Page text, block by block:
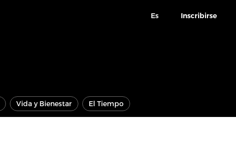
Es Inscribirse
Vida y Bienestar El Tiempo